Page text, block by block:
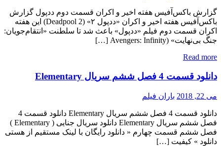
گزارش باکس‌آفیس هفته اخیر و اکران قسمت دوم ددپول گزارش
باکس‌آفیس هفته اخیر و اکران «ددپول ۲» (Deadpool 2) این هفته
اکران قسمت دوم فیلم «ددپول» باعث شد تا سلطنت «انتقام‌جویان:
جنگ بی‌نهایت» (Avengers: Infinity […]
Read more
دانلود قسمت 4 فصل ششم سریال Elementary
می 22, 2018 باران فیلم
دانلود قسمت 4 فصل ششم سریال Elementary دانلود قسمت 4
فصل ششم سریال Elementary دانلود سریال جنایی ( Elementary )
فصل ششم قسمت چهارم « دانلود رایگان با لینک مستقیم از هستی
دانلود » کیفیت […]